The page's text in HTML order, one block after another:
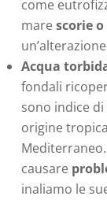
come
marescorie
Acqua
fondali
sono indice di
origine
causare
inaliamo le